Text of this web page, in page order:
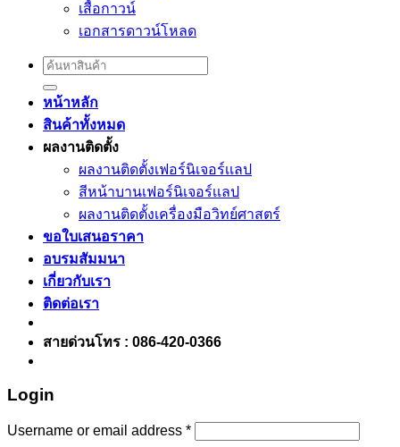
เสื้อกาวน์
เอกสารดาวน์โหลด
Search
for:
หน้าหลัก
สินค้าทั้งหมด
ผลงานติดตั้ง
ผลงานติดตั้งเฟอร์นิเจอร์เเลป
สีหน้าบานเฟอร์นิเจอร์เเลป
ผลงานติดตั้งเครื่องมือวิทย์ศาสตร์
ขอใบเสนอราคา
อบรมสัมมนา
เกี่ยวกับเรา
ติดต่อเรา
สายด่วนโทร : 086-420-0366
Login
Username or email address *